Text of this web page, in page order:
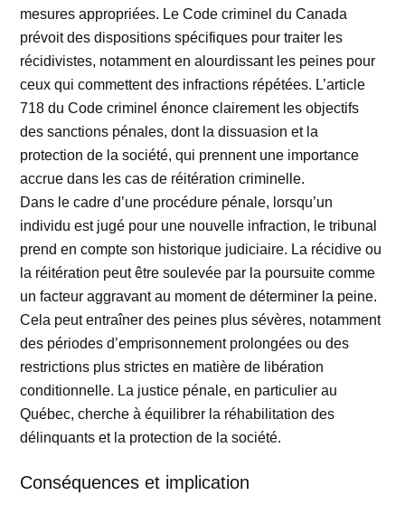
mesures appropriées. Le Code criminel du Canada
prévoit des dispositions spécifiques pour traiter les
récidivistes, notamment en alourdissant les peines pour
ceux qui commettent des infractions répétées. L’article
718 du Code criminel énonce clairement les objectifs
des sanctions pénales, dont la dissuasion et la
protection de la société, qui prennent une importance
accrue dans les cas de réitération criminelle.
Dans le cadre d’une procédure pénale, lorsqu’un
individu est jugé pour une nouvelle infraction, le tribunal
prend en compte son historique judiciaire. La récidive ou
la réitération peut être soulevée par la poursuite comme
un facteur aggravant au moment de déterminer la peine.
Cela peut entraîner des peines plus sévères, notamment
des périodes d’emprisonnement prolongées ou des
restrictions plus strictes en matière de libération
conditionnelle. La justice pénale, en particulier au
Québec, cherche à équilibrer la réhabilitation des
délinquants et la protection de la société.
Conséquences et implication